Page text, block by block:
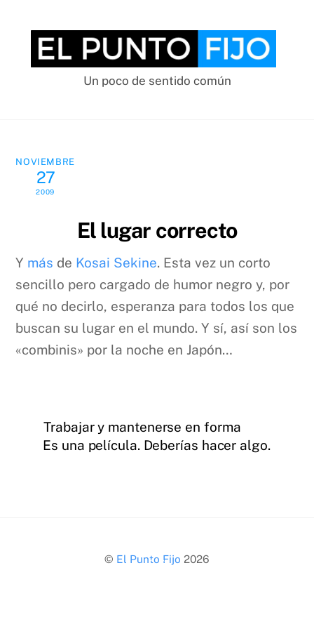
content
Un poco de sentido común
NOVIEMBRE
27
2009
El lugar correcto
Y más de Kosai Sekine. Esta vez un corto
sencillo pero cargado de humor negro y, por
qué no decirlo, esperanza para todos los que
buscan su lugar en el mundo. Y sí, así son los
«combinis» por la noche en Japón…
Trabajar y mantenerse en forma
Es una película. Deberías hacer algo.
Back
© El Punto Fijo 2026